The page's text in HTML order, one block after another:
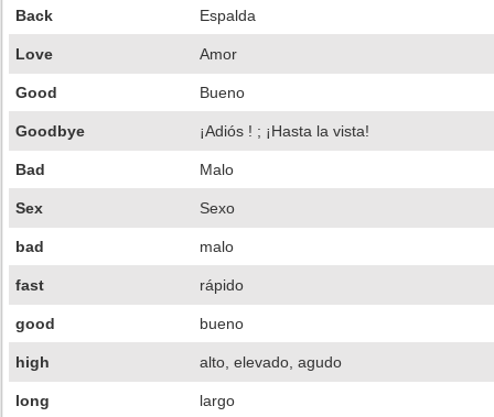
Back Espalda
Love Amor
Good Bueno
Goodbye ¡Adiós ! ; ¡Hasta la vista!
Bad Malo
Sex Sexo
bad malo
fast rápido
good bueno
high alto, elevado, agudo
long largo